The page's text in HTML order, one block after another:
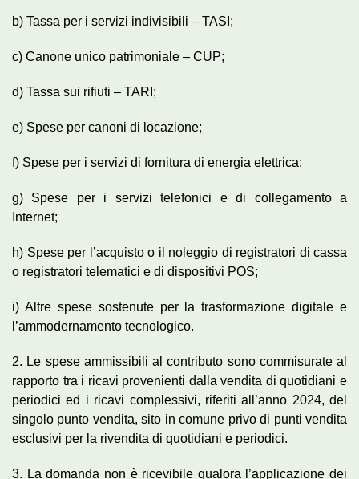
b) Tassa per i servizi indivisibili – TASI;
c) Canone unico patrimoniale – CUP;
d) Tassa sui rifiuti – TARI;
e) Spese per canoni di locazione;
f) Spese per i servizi di fornitura di energia elettrica;
g) Spese per i servizi telefonici e di collegamento a
Internet;
h) Spese per l’acquisto o il noleggio di registratori di cassa
o registratori telematici e di dispositivi POS;
i) Altre spese sostenute per la trasformazione digitale e
l’ammodernamento tecnologico.
2. Le spese ammissibili al contributo sono commisurate al
rapporto tra i ricavi provenienti dalla vendita di quotidiani e
periodici ed i ricavi complessivi, riferiti all’anno 2024, del
singolo punto vendita, sito in comune privo di punti vendita
esclusivi per la rivendita di quotidiani e periodici.
3. La domanda non è ricevibile qualora l’applicazione dei